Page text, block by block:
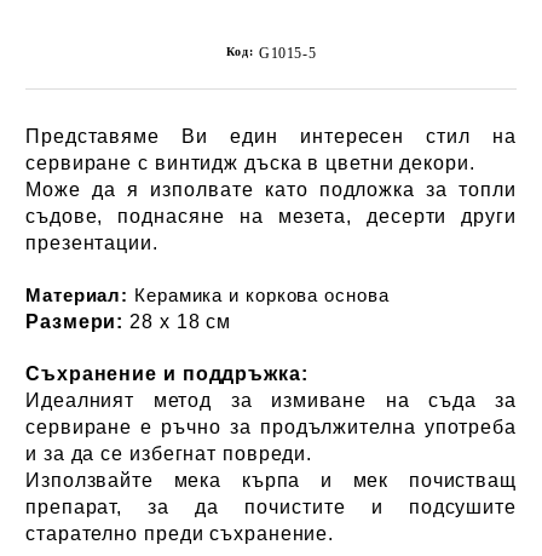
Код: G1015-5
Представяме Ви един интересен стил на
сервиране с винтидж дъска в цветни декори.
Може да я изполвате като подложка за топли
съдове, поднасяне на мезета, десерти други
презентации.
Материал: Керамика и коркова основа
Размери: 28 х 18 см
Съхранение и поддръжка:
Идеалният метод за измиване на съда за
сервиране е ръчно за продължителна употреба
и за да се избегнат повреди.
Използвайте мека кърпа и мек почистващ
препарат, за да почистите и подсушите
старателно преди съхранение.